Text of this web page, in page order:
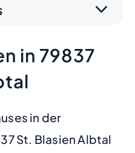
in 79837
in der
St. Blasien Albtal